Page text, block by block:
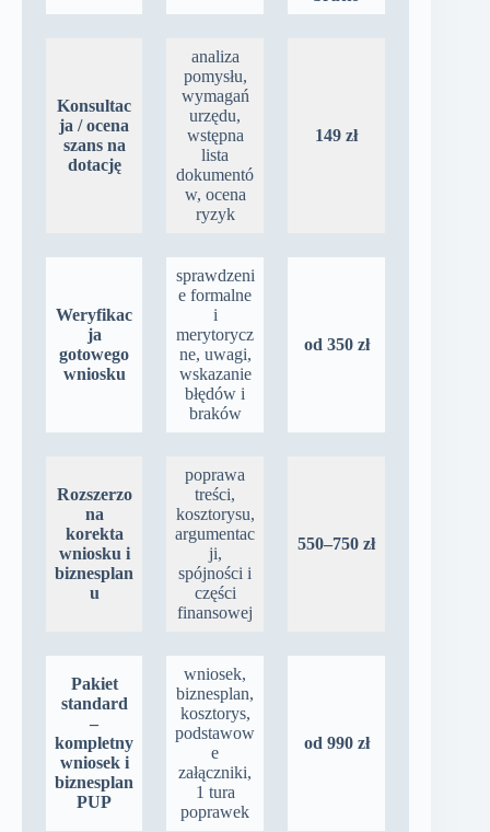
Konsultac
ja / ocena
szans na
dotację
analiza
pomysłu,
wymagań
urzędu,
wstępna
lista
dokumentó
w, ocena
ryzyk
149 zł
Weryfikac
ja
gotowego
wniosku
sprawdzeni
e formalne
i
merytorycz
ne, uwagi,
wskazanie
błędów i
braków
od 350 zł
Rozszerzo
na
korekta
wniosku i
biznesplan
u
poprawa
treści,
kosztorysu,
argumentac
ji,
spójności i
części
finansowej
550–750 zł
Pakiet
standard
–
kompletny
wniosek i
biznesplan
PUP
wniosek,
biznesplan,
kosztorys,
podstawow
e
załączniki,
1 tura
poprawek
od 990 zł